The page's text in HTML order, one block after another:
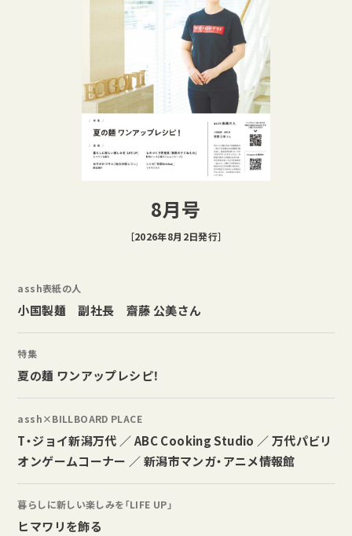
8月号
［2026年8月2日発行］
assh表紙の人
小国製麺 副社長 齋藤 公美さん
特集
夏の麺 ワンアップレシピ！
assh×BILLBOARD PLACE
T・ジョイ新潟万代 ／ ABC Cooking Studio ／ 万代パビリ
オンゲームコーナー ／ 新潟市マンガ・アニメ情報館
暮らしに新しい楽しみを「LIFE UP」
ヒマワリを飾る